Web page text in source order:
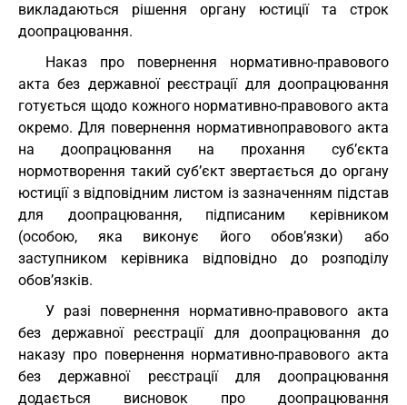
викладаються рішення органу юстиції та строк
доопрацювання.
Наказ про повернення нормативно-правового
акта без державної реєстрації для доопрацювання
готується щодо кожного нормативно-правового акта
окремо. Для повернення нормативно­правового акта
на доопрацювання на прохання суб’єкта
нормотворення такий суб’єкт звертається до органу
юстиції з відповідним листом із зазначенням підстав
для доопрацювання, підписаним керівником
(особою, яка виконує його обов’язки) або
заступником керівника відповідно до розподілу
обов’язків.
У разі повернення нормативно-правового акта
без державної реєстрації для доопрацювання до
наказу про повернення нормативно-правового акта
без державної реєстрації для доопрацювання
додається висновок про доопрацювання